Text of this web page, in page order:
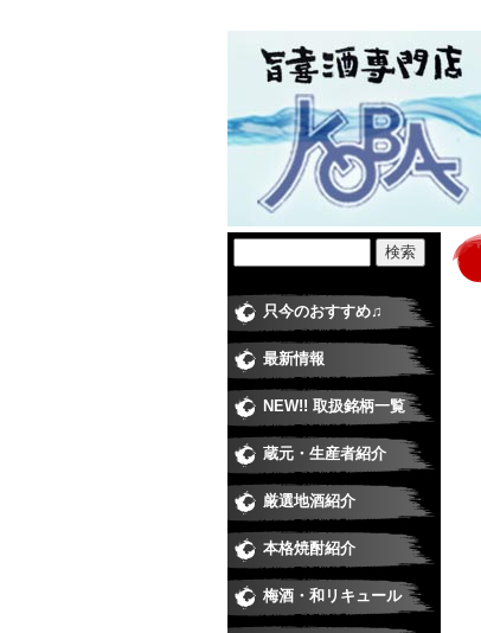
只今のおすすめ♫
最新情報
NEW!! 取扱銘柄一覧
蔵元・生産者紹介
厳選地酒紹介
本格焼酎紹介
梅酒・和リキュール